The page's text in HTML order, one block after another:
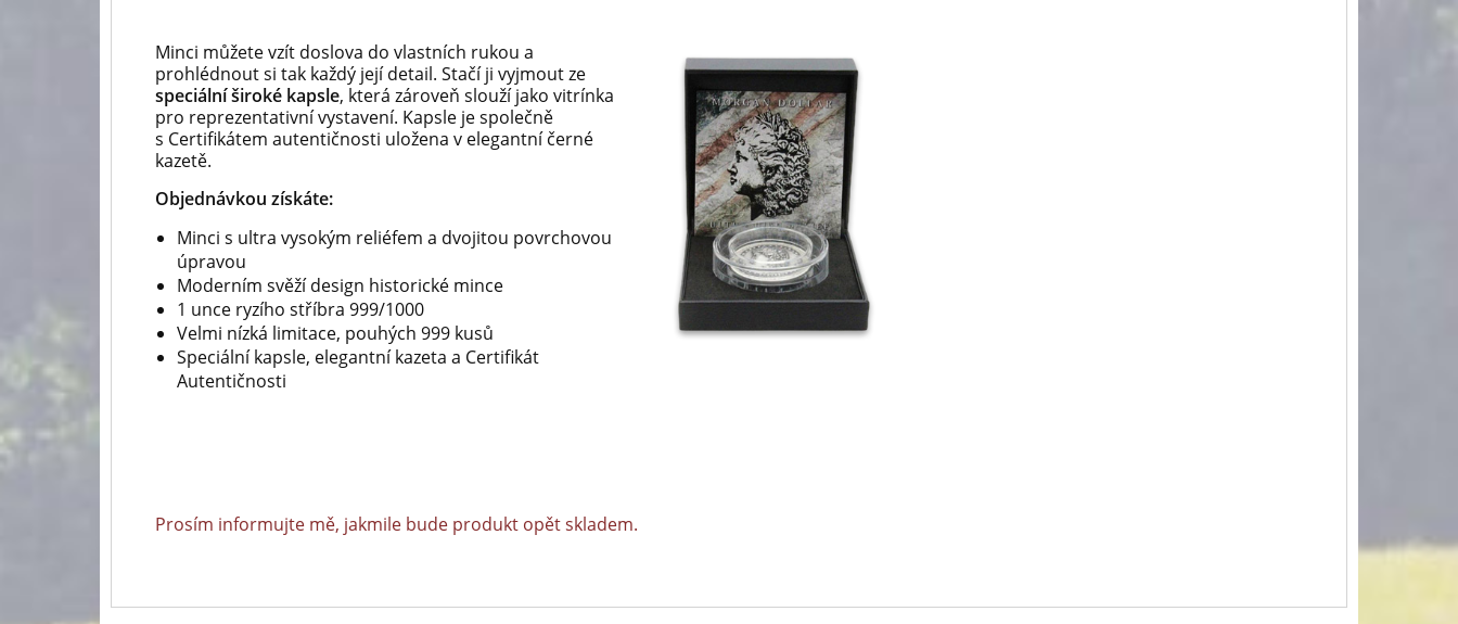
Minci můžete vzít doslova do vlastních rukou a
prohlédnout si tak každý její detail. Stačí ji vyjmout ze
speciální široké kapsle, která zároveň slouží jako vitrínka
pro reprezentativní vystavení. Kapsle je společně
s Certifikátem autentičnosti uložena v elegantní černé
kazetě.
Objednávkou získáte:
Minci s ultra vysokým reliéfem a dvojitou povrchovou
úpravou
Moderním svěží design historické mince
1 unce ryzího stříbra 999/1000
Velmi nízká limitace, pouhých 999 kusů
Speciální kapsle, elegantní kazeta a Certifikát
Autentičnosti
Prosím informujte mě, jakmile bude produkt opět skladem.